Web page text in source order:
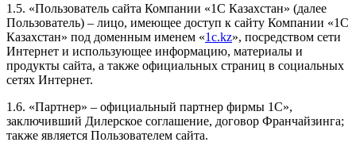
1.5. «Пользователь сайта Компании «1С Казахстан» (далее
Пользователь) – лицо, имеющее доступ к сайту Компании «1С
Казахстан» под доменным именем «1c.kz», посредством сети
Интернет и использующее информацию, материалы и
продукты сайта, а также официальных страниц в социальных
сетях Интернет.
1.6. «Партнер» – официальный партнер фирмы 1С»,
заключивший Дилерское соглашение, договор Франчайзинга;
также является Пользователем сайта.